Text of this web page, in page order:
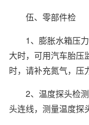
伍、零部件检
1、膨胀水箱压力
大时，可用汽车胎压
时，请补充氮气，压
2、温度探头检测
头连线，测量温度探